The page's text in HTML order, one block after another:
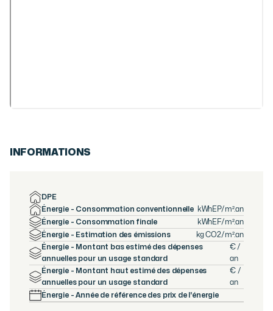
INFORMATIONS
DPE
Énergie - Consommation conventionnelle
kWhEP/m².an
Énergie - Consommation finale
kWhEF/m².an
Énergie - Estimation des émissions
kg CO2/m².an
Énergie - Montant bas estimé des dépenses
annuelles pour un usage standard
€ /
an
Énergie - Montant haut estimé des dépenses
annuelles pour un usage standard
€ /
an
Énergie - Année de référence des prix de l'énergie